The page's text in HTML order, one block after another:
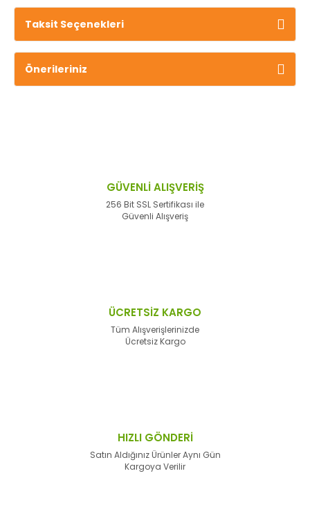
Taksit Seçenekleri
Önerileriniz
GÜVENLİ ALIŞVERİŞ
256 Bit SSL Sertifikası ile
Güvenli Alışveriş
ÜCRETSİZ KARGO
Tüm Alışverişlerinizde
Ücretsiz Kargo
HIZLI GÖNDERİ
Satın Aldığınız Ürünler Aynı Gün
Kargoya Verilir